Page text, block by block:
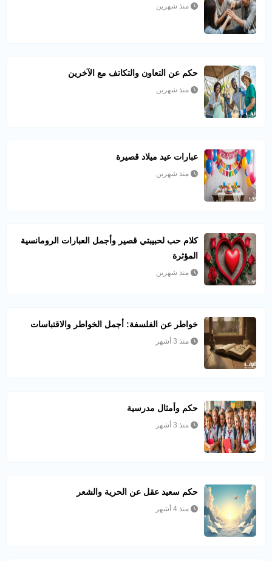
منذ شهرين
حكم عن التعاون والتكاتف مع الآخرين
منذ شهرين
عبارات عيد ميلاد قصيرة
منذ شهرين
كلام حب لحبيبتي قصير وأجمل العبارات الرومانسية
المؤثرة
منذ شهرين
خواطر عن الفلسفة: أجمل الخواطر والاقتباسات
منذ 3 أشهر
حكم وأمثال مدرسية
منذ 3 أشهر
حكم سعيد عقل عن الحرية والشعر
منذ 4 أشهر